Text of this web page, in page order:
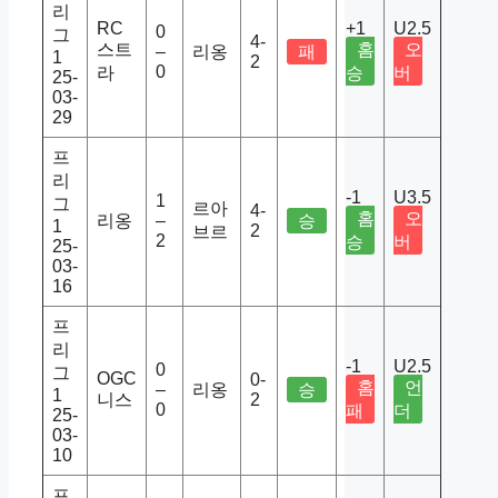
리
그
1
25-
03-
29
RC
스트
라
0
–
0
리옹
4-
2
패
+1
홈
승
U2.5
오
버
프
리
그
1
25-
03-
16
리옹
1
–
2
르아
브르
4-
2
승
-1
홈
승
U3.5
오
버
프
리
그
1
25-
03-
10
OGC
니스
0
–
0
리옹
0-
2
승
-1
홈
패
U2.5
언
더